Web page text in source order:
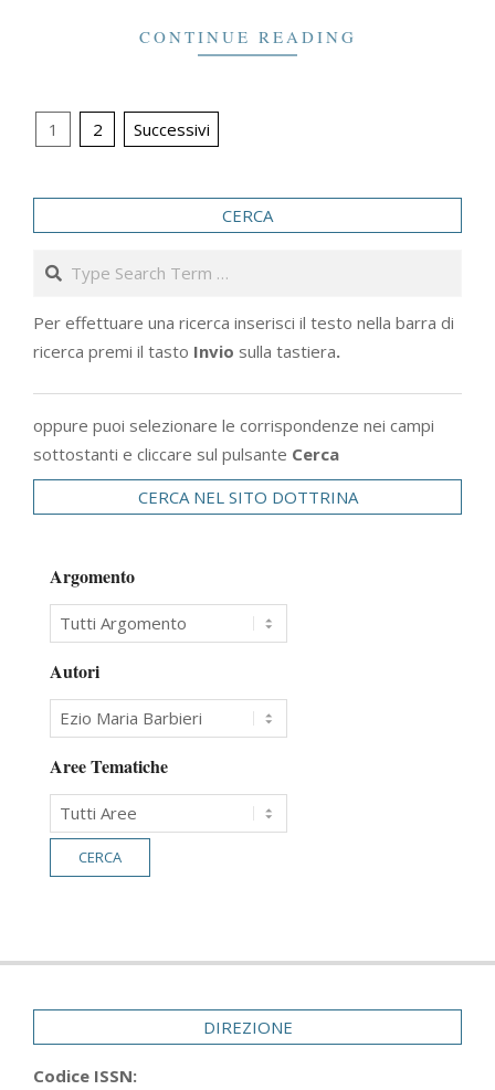
CONTINUE READING
Paginazione
articoli
1 2 Successivi
CERCA
Search
Per effettuare una ricerca inserisci il testo nella barra di
ricerca premi il tasto Invio sulla tastiera.
oppure puoi selezionare le corrispondenze nei campi
sottostanti e cliccare sul pulsante Cerca
CERCA NEL SITO DOTTRINA
Argomento
Autori
Aree Tematiche
DIREZIONE
Codice ISSN: